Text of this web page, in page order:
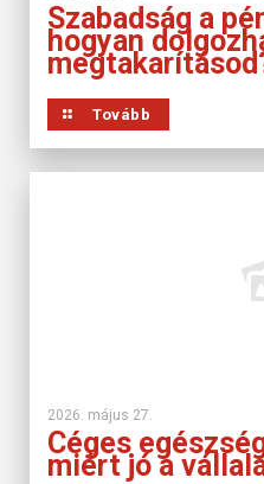
Szabadság a
hogyan
Tovább
2026. május 27.
Céges
miért jó a